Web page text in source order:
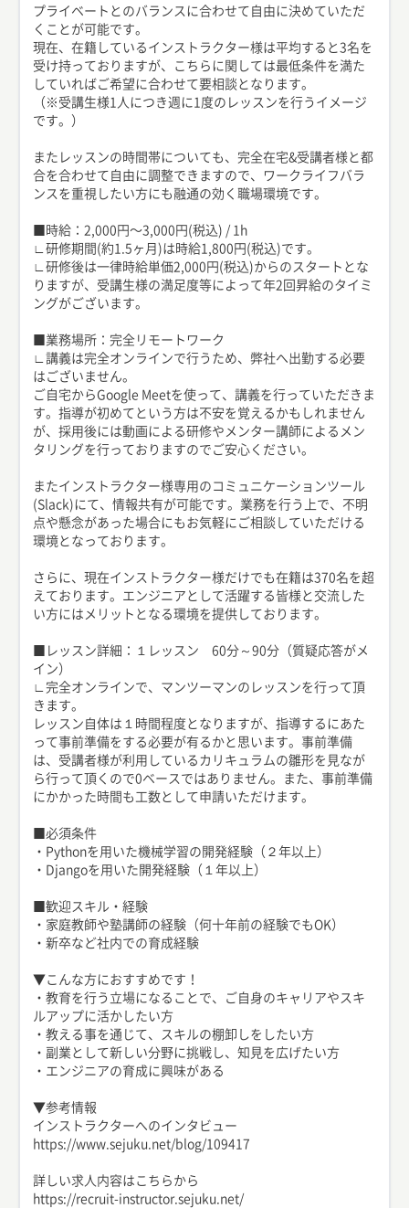
プライベートとのバランスに合わせて自由に決めていただ
くことが可能です。
現在、在籍しているインストラクター様は平均すると3名を
受け持っておりますが、こちらに関しては最低条件を満た
していればご希望に合わせて要相談となります。
（※受講生様1人につき週に1度のレッスンを行うイメージ
です。）
またレッスンの時間帯についても、完全在宅&受講者様と都
合を合わせて自由に調整できますので、ワークライフバラ
ンスを重視したい方にも融通の効く職場環境です。
■時給：2,000円〜3,000円(税込) / 1h
∟研修期間(約1.5ヶ月)は時給1,800円(税込)です。
∟研修後は一律時給単価2,000円(税込)からのスタートとな
りますが、受講生様の満足度等によって年2回昇給のタイミ
ングがございます。
■業務場所：完全リモートワーク
∟講義は完全オンラインで行うため、弊社へ出勤する必要
はございません。
ご自宅からGoogle Meetを使って、講義を行っていただきま
す。指導が初めてという方は不安を覚えるかもしれません
が、採用後には動画による研修やメンター講師によるメン
タリングを行っておりますのでご安心ください。
またインストラクター様専用のコミュニケーションツール
(Slack)にて、情報共有が可能です。業務を行う上で、不明
点や懸念があった場合にもお気軽にご相談していただける
環境となっております。
さらに、現在インストラクター様だけでも在籍は370名を超
えております。エンジニアとして活躍する皆様と交流した
い方にはメリットとなる環境を提供しております。
■レッスン詳細：１レッスン 60分～90分（質疑応答がメ
イン）
∟完全オンラインで、マンツーマンのレッスンを行って頂
きます。
レッスン自体は１時間程度となりますが、指導するにあた
って事前準備をする必要が有るかと思います。事前準備
は、受講者様が利用しているカリキュラムの雛形を見なが
ら行って頂くので0ベースではありません。また、事前準備
にかかった時間も工数として申請いただけます。
■必須条件
・Pythonを用いた機械学習の開発経験（２年以上）
・Djangoを用いた開発経験（１年以上）
■歓迎スキル・経験
・家庭教師や塾講師の経験（何十年前の経験でもOK）
・新卒など社内での育成経験
▼こんな方におすすめです！
・教育を行う立場になることで、ご自身のキャリアやスキ
ルアップに活かしたい方
・教える事を通じて、スキルの棚卸しをしたい方
・副業として新しい分野に挑戦し、知見を広げたい方
・エンジニアの育成に興味がある
▼参考情報
インストラクターへのインタビュー
https://www.sejuku.net/blog/109417
詳しい求人内容はこちらから
https://recruit-instructor.sejuku.net/